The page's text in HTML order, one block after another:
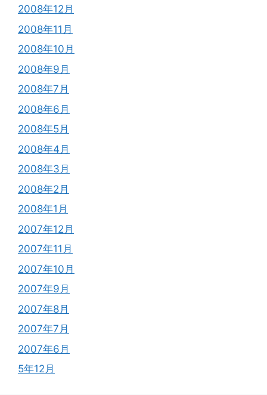
2008年12月
2008年11月
2008年10月
2008年9月
2008年7月
2008年6月
2008年5月
2008年4月
2008年3月
2008年2月
2008年1月
2007年12月
2007年11月
2007年10月
2007年9月
2007年8月
2007年7月
2007年6月
5年12月